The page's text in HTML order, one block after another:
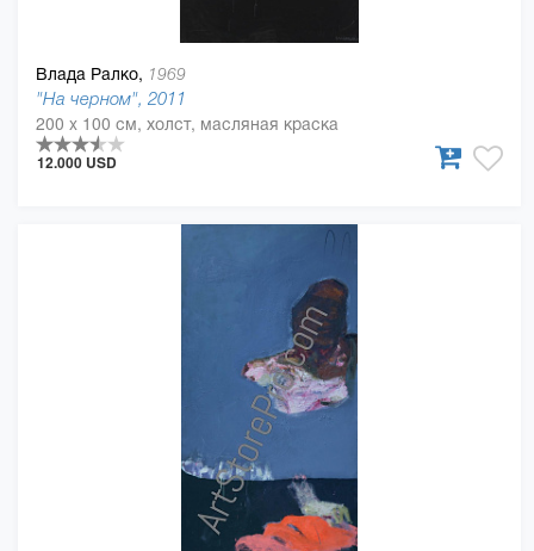
Влада Ралко, 1969
"На черном", 2011
200 x 100 см, холст, масляная краска
12.000 USD